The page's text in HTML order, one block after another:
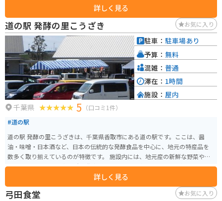
詳しく見る
道の駅 発酵の里こうざき お気に入り
千葉県 5 （口コミ1件）
#道の駅
道の駅 発酵の里こうざきは、千葉県香取市にある道の駅です。ここは、醤
油・味噌・日本酒など、日本の伝統的な発酵食品を中心に、地元の特産品を
数多く取り揃えているのが特徴です。 施設内には、地元産の新鮮な野菜や果
物を販売する農産物直売所、発酵食品を販売する専門店、そして軽食コーナ
ーがあります。軽食コーナーでは、地元産の食材を使った料理や、発酵食品
を使った珍しいメニューを楽しむことができます。 バイクで訪れる場合、道
の駅には広々とした駐車場が完備されているので安心です。周辺には、風情
詳しく見る
駐車： 駐車場あり
予算： 無料
混雑： 普通
滞在： 1時間
施設： 屋内
弓田食堂 お気に入り